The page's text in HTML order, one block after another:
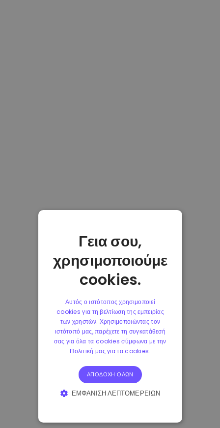
Γεια σου,
χρησιμοποιούμε
cookies.
Αυτός ο ιστότοπος χρησιμοποιεί
cookies για τη βελτίωση της εμπειρίας
των χρηστών. Χρησιμοποιώντας τον
ιστότοπό μας, παρέχετε τη συγκατάθεσή
σας για όλα τα cookies σύμφωνα με την
Πολιτική μας για τα cookies.
ΑΠΟΔΟΧΉ ΌΛΩΝ
ΕΜΦΆΝΙΣΗ ΛΕΠΤΟΜΕΡΕΙΏΝ